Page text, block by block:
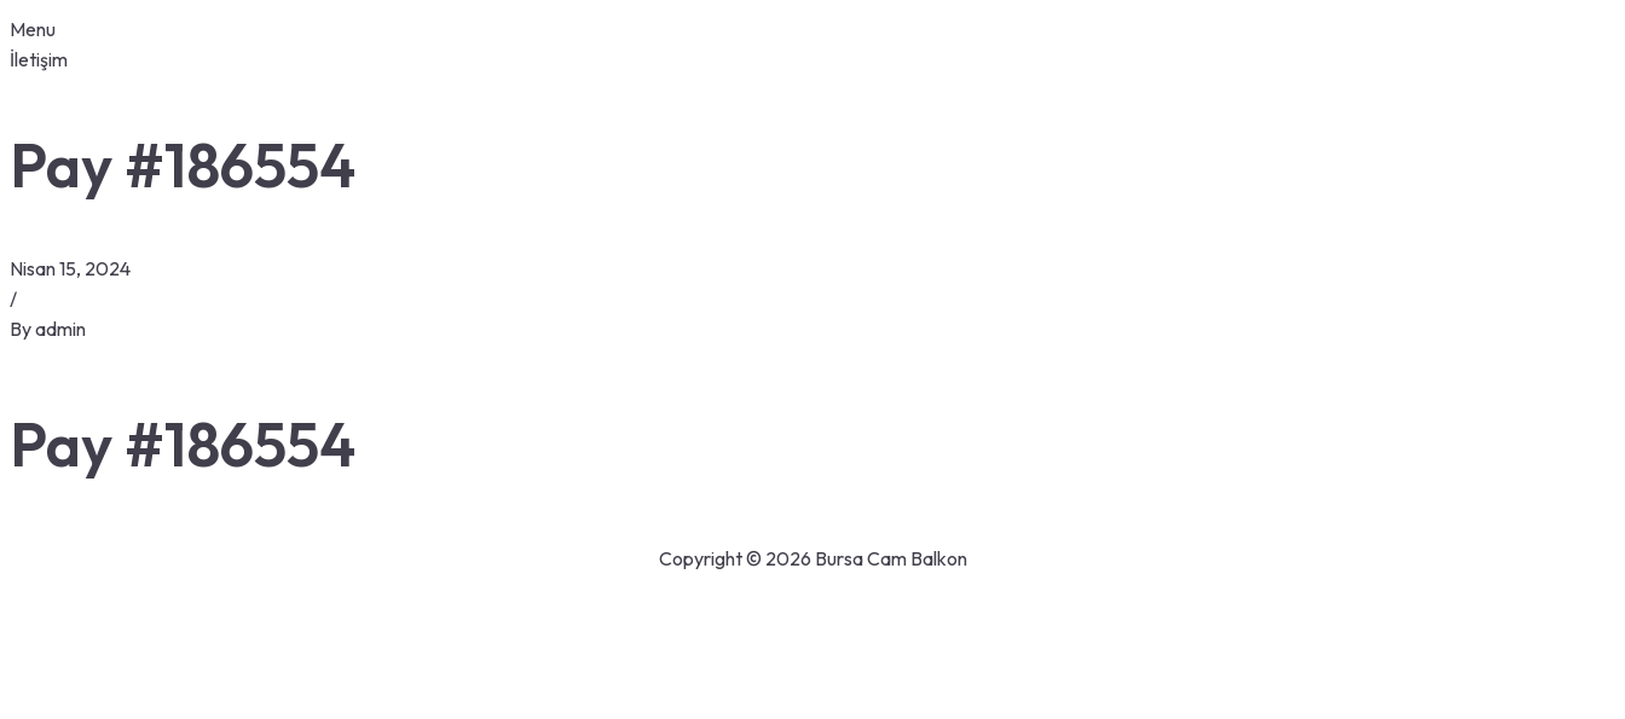
Menu
İletişim
Pay #186554
Nisan 15, 2024
/
Byadmin
Pay #186554
Copyright © 2026 Bursa Cam Balkon